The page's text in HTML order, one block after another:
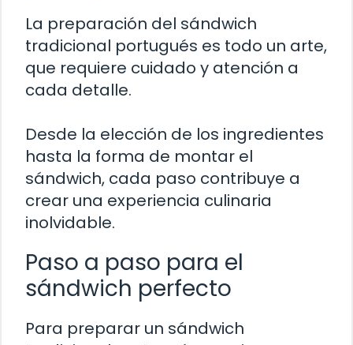
La preparación del sándwich
tradicional portugués es todo un arte,
que requiere cuidado y atención a
cada detalle.
Desde la elección de los ingredientes
hasta la forma de montar el
sándwich, cada paso contribuye a
crear una experiencia culinaria
inolvidable.
Paso a paso para el
sándwich perfecto
Para preparar un sándwich